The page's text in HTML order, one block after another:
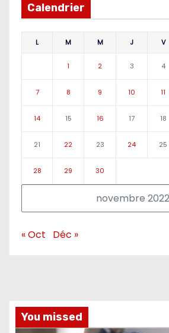
Calendrier
novembre 2022
L M M J V
1 2 3 4
7 8 9 10 11
14 15 16 17 18
21 22 23 24 25
28 29 30
« Oct Déc »
You missed